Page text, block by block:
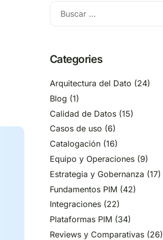
Categories
Arquitectura del Dato (24)
Blog (1)
Calidad de Datos (15)
Casos de uso (6)
Catalogación (16)
Equipo y Operaciones (9)
Estrategia y Gobernanza (17)
Fundamentos PIM (42)
Integraciones (22)
Plataformas PIM (34)
Reviews y Comparativas (26)